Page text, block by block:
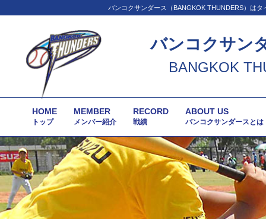
バンコクサンダース（BANGKOK THUNDERS）は
バンコクサン
BANGKOK
HOME
トップ
MEMBER
メンバー紹介
RECORD
戦績
ABOUT US
バンコクサンダースとは